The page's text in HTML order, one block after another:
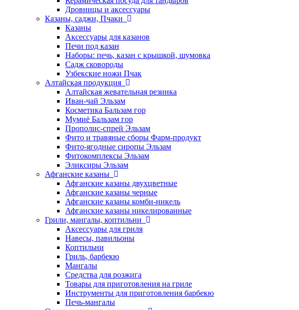
Дровницы и аксессуары
Казаны, саджи, Пчаки
Казаны
Аксессуары для казанов
Печи под казан
Наборы: печь, казан с крышкой, шумовка
Садж сковороды
Узбекские ножи Пчак
Алтайская продукция
Алтайская жевательная резинка
Иван-чай Эльзам
Косметика Бальзам гор
Мумиё Бальзам гор
Прополис-спрей Эльзам
Фито и травяные сборы Фарм-продукт
Фито-ягодные сиропы Эльзам
Фитокомплексы Эльзам
Эликсиры Эльзам
Афганские казаны
Афганские казаны двухцветные
Афганские казаны черные
Афганские казаны комби-никель
Афганские казаны никелированные
Грили, мангалы, коптильни
Аксессуары для гриля
Навесы, павильоны
Коптильни
Гриль, барбекю
Мангалы
Средства для розжига
Товары для приготовления на гриле
Инструменты для приготовления барбекю
Печь-мангалы